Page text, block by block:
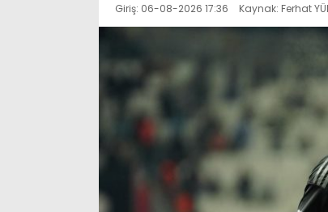
Giriş: 06-08-2026 17:36 Kaynak: Ferhat